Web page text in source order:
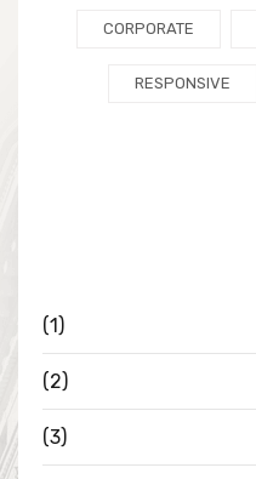
CORPORATE
RESPONSIVE
(1)
(2)
(3)